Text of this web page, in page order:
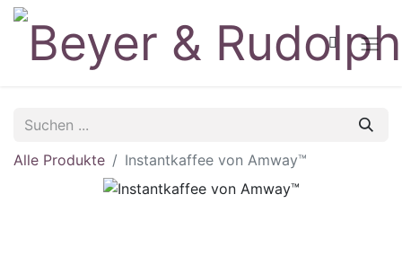
Alle Produkte Instantkaffee von Amway™